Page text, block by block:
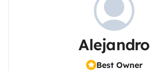
Alejandro
Best Owner